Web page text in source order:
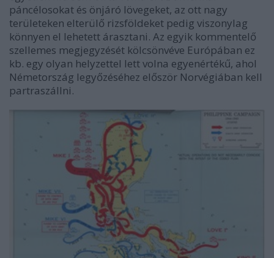
páncélosokat és önjáró lövegeket, az ott nagy
területeken elterülő rizsföldeket pedig viszonylag
könnyen el lehetett árasztani. Az egyik kommentelő
szellemes megjegyzését kölcsönvéve Európában ez
kb. egy olyan helyzettel lett volna egyenértékű, ahol
Németország legyőzéséhez először Norvégiában kell
partraszállni.